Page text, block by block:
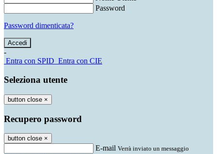
Password
Password dimenticata?
-
Entra con SPID Entra con CIE
Seleziona utente
button close ×
Recupero password
button close ×
E-mail Verrà inviato un messaggio